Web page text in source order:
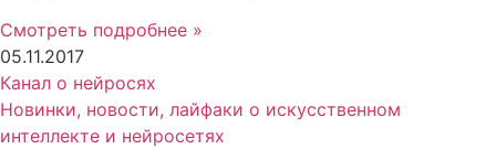
Смотреть подробнее »
05.11.2017
Канал о нейросях
Новинки, новости, лайфаки о искусственном
интеллекте и нейросетях